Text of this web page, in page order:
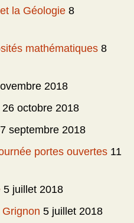
la Géologie 8
mathématiques 8
2018
26 octobre 2018
septembre 2018
portes ouvertes 11
5 juillet 2018
5 juillet 2018